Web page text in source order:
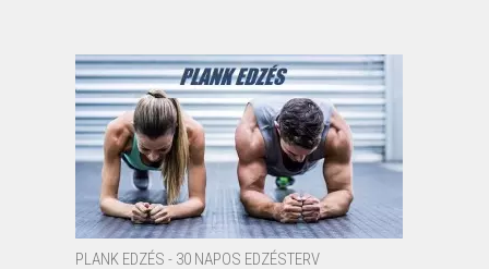
PLANK EDZÉS - 30 NAPOS EDZÉSTERV